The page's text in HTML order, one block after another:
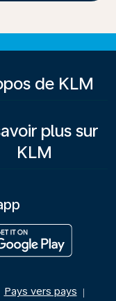
de KLM
plus sur
KLM
Pays vers pays |